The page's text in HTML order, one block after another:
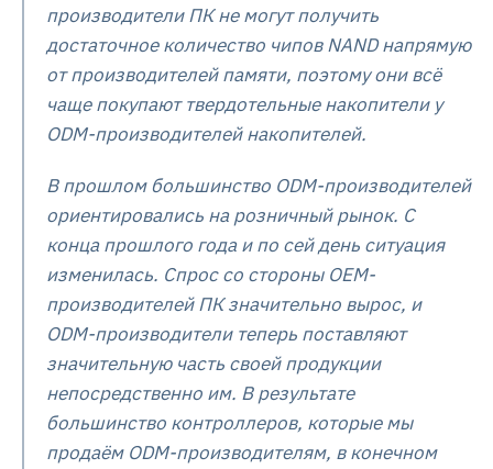
производители ПК не могут получить
достаточное количество чипов NAND напрямую
от производителей памяти, поэтому они всё
чаще покупают твердотельные накопители у
ODM-производителей накопителей.
В прошлом большинство ODM-производителей
ориентировались на розничный рынок. С
конца прошлого года и по сей день ситуация
изменилась. Спрос со стороны OEM-
производителей ПК значительно вырос, и
ODM-производители теперь поставляют
значительную часть своей продукции
непосредственно им. В результате
большинство контроллеров, которые мы
продаём ODM-производителям, в конечном